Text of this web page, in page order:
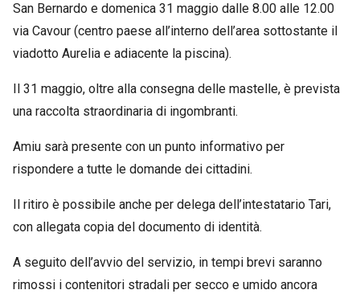
San Bernardo e domenica 31 maggio dalle 8.00 alle 12.00
via Cavour (centro paese all’interno dell’area sottostante il
viadotto Aurelia e adiacente la piscina).
Il 31 maggio, oltre alla consegna delle mastelle, è prevista
una raccolta straordinaria di ingombranti.
Amiu sarà presente con un punto informativo per
rispondere a tutte le domande dei cittadini.
Il ritiro è possibile anche per delega dell’intestatario Tari,
con allegata copia del documento di identità.
A seguito dell’avvio del servizio, in tempi brevi saranno
rimossi i contenitori stradali per secco e umido ancora